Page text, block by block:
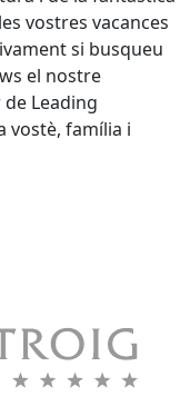
vostres vacances
si busqueu
el nostre
Leading
vostè, família i